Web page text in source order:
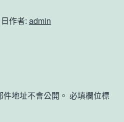
作者: admin
地址不會公開。 必填欄位標